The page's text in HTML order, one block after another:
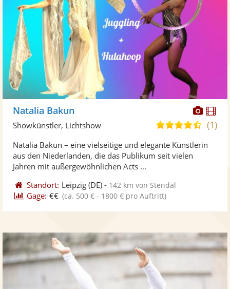
Fotos
Natalia Bakun
4,5
5
(1)
Showkünstler, Lichtshow
Natalia Bakun – eine vielseitige und elegante Künstlerin
aus den Niederlanden, die das Publikum seit vielen
Jahren mit außergewöhnlichen Acts ...
Standort: Leipzig (DE) - 142 km von Stendal
Gage: €€ (ca. 500 € - 1800 € pro Auftritt)